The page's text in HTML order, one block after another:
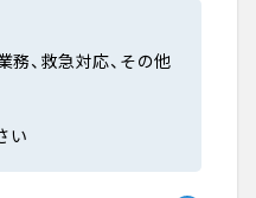
務、救急対応、その他
い